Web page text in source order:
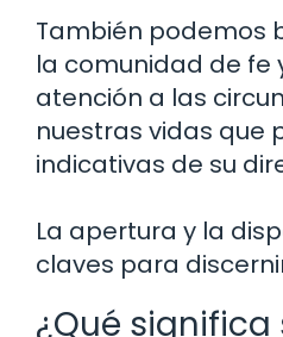
También podemos
la comunidad de fe
atención a las
nuestras vidas que
indicativas de su
La apertura y la
claves para
¿Qué